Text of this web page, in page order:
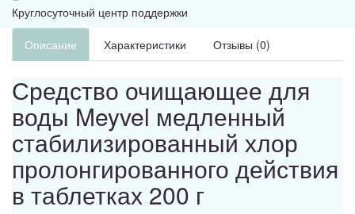
Круглосуточный центр поддержки
Описание Характеристики Отзывы (0)
Средство очищающее для
воды Meyvel медленный
стабилизированный хлор
пролонгированного действия
в таблетках 200 г